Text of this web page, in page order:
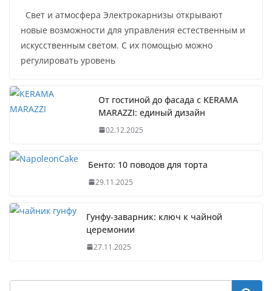
Свет и атмосфера Электрокарнизы открывают
новые возможности для управления естественным и
искусственным светом. С их помощью можно
регулировать уровень
От гостиной до фасада с KERAMA
MARAZZI: единый дизайн
02.12.2025
Бенто: 10 поводов для торта
29.11.2025
Гунфу-заварник: ключ к чайной
церемонии
27.11.2025